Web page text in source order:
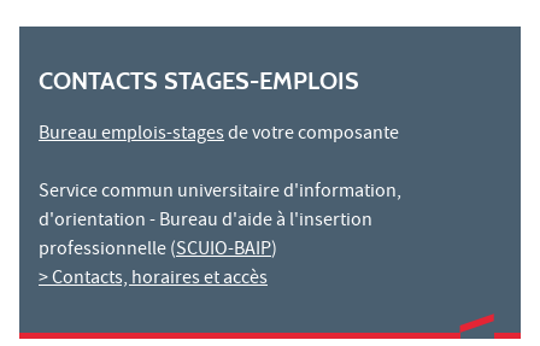
CONTACTS STAGES-EMPLOIS
Bureau emplois-stagesde votre composante
Service commun universitaire d'information,
d'orientation - Bureau d'aide à l'insertion
professionnelle (SCUIO-BAIP)
> Contacts, horaires et accès